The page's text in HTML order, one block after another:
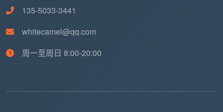
不会再被那些“500元全包”的字眼轻易打动。你心里已
经有了一个清晰的框架：真正的收费标准，不是某一个
是什么清洁剂、有没有售后保障。
135-5033-3441
whitecamel@qq.com
周一至周日 8:00-20:00